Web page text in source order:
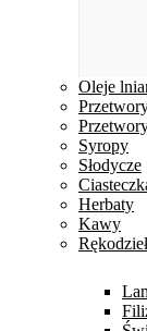
Oleje
Syropy
Słodycze
Herbaty
Kawy